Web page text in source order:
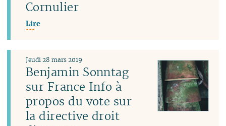
Cornulier
Lire
Benjamin Sonntag
sur France Info à
propos du vote sur
la directive droit
Jeudi 28 mars 2019